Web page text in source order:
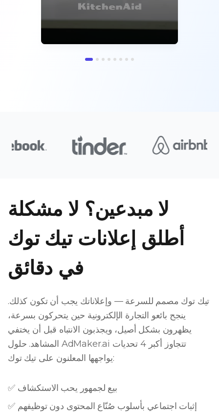
لا مبدعين؟ لا مشكلة
أطلق إعلانات تيك توك
في دقائق
تيك توك مصمم للسرعة — وإعلاناتك يجب أن تكون كذلك.
ينجح بائعو التجارة الإلكترونية حين يتحركون بسرعة،
يظهرون بشكل أصيل، ويجذبون الانتباه قبل أن يختفي
المشاهد. حلول AdMaker.ai تتجاوز أكبر 4 تحديات
يواجهها المعلنون على تيك توك:
✅ بيع لجمهور يحب الاستكشاف
✅ إثبات اجتماعي بأسلوب صُنّاع المحتوى دون توظيفهم